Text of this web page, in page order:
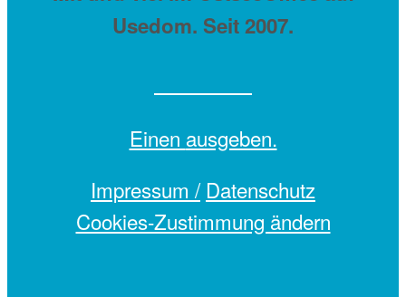
Usedom. Seit 2007.
Einen ausgeben.
Impressum / Datenschutz
Cookies-Zustimmung ändern